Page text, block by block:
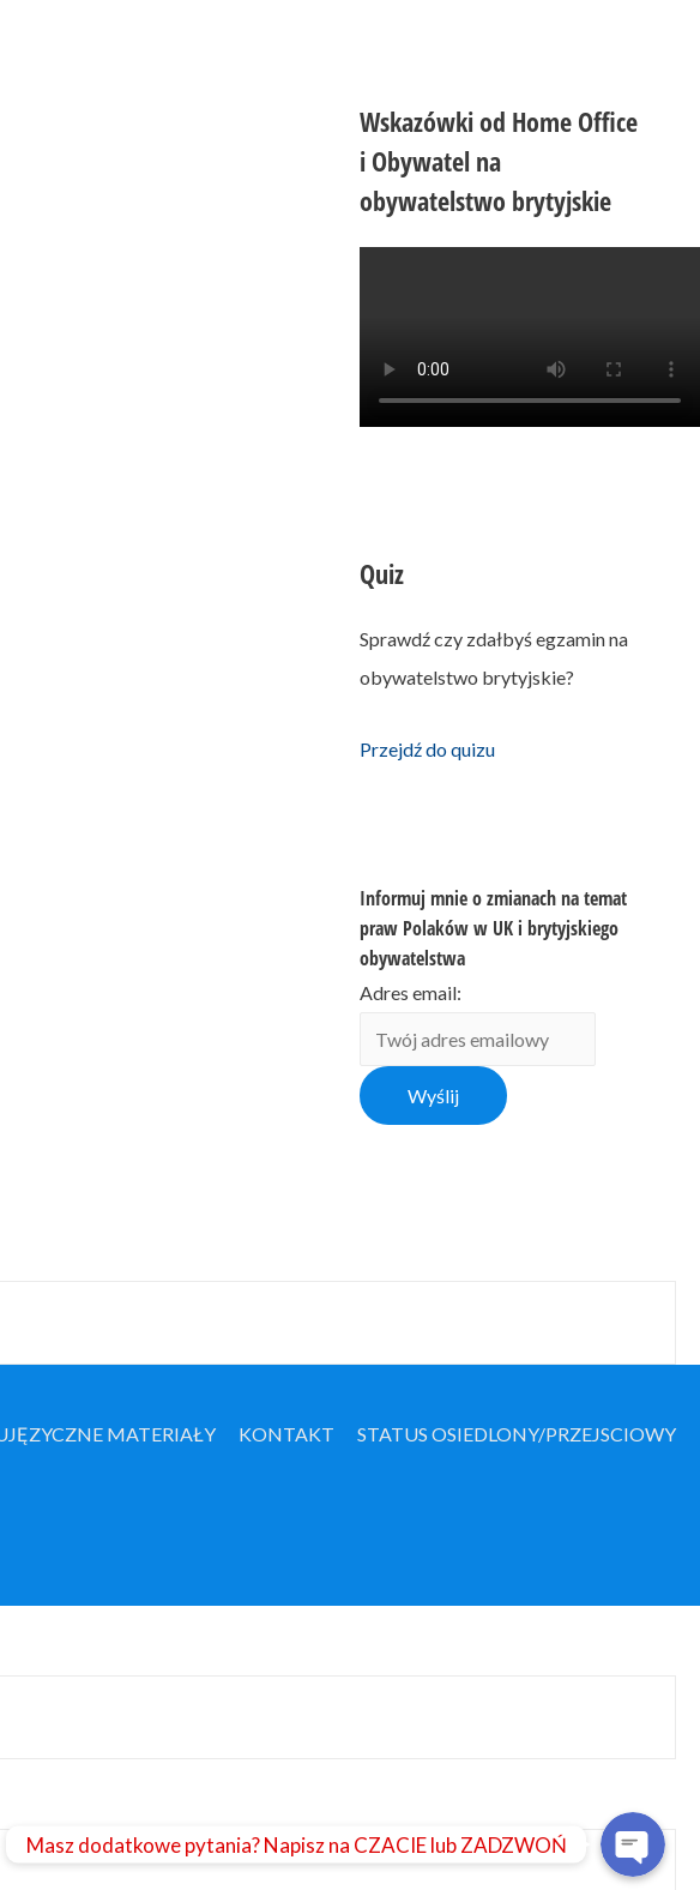
Wskazówki od Home Office
i Obywatel na
obywatelstwo brytyjskie
Quiz
Sprawdź czy zdałbyś egzamin na
obywatelstwo brytyjskie?
Przejdź do quizu
Informuj mnie o zmianach na temat
praw Polaków w UK i brytyjskiego
obywatelstwa
Adres email:
MATERIAŁY KONTAKT STATUS OSIEDLONY/PRZEJSCIOWY
Masz dodatkowe pytania? Napisz na CZACIE lub ZADZWOŃ